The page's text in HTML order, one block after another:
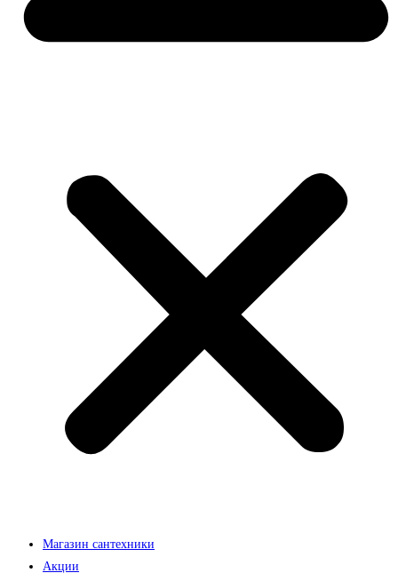
Магазин сантехники
Акции